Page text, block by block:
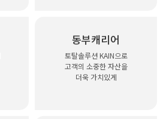
동부캐리어
토탈솔루션 KAIN으로
고객의 소중한 자산을
더욱 가치있게